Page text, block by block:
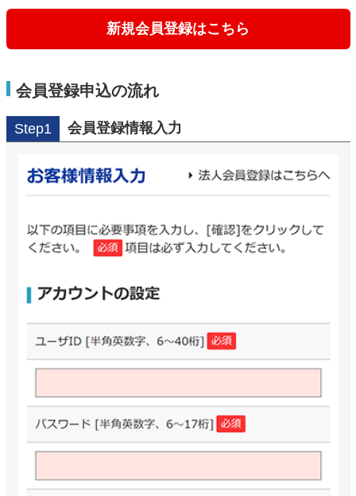
新規会員登録はこちら
会員登録申込の流れ
Step1 会員登録情報入力